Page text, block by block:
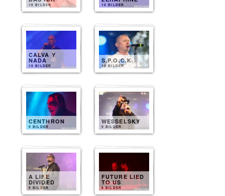
10 BILDER 10 BILDER
CALVA Y
NADA
10 BILDER
S.P.O.C.K
10 BILDER
CENTHRON
9 BILDER
WESSELSKY
9 BILDER
A LIFE
DIVIDED
9 BILDER
FUTURE LIED
TO US
8 BILDER